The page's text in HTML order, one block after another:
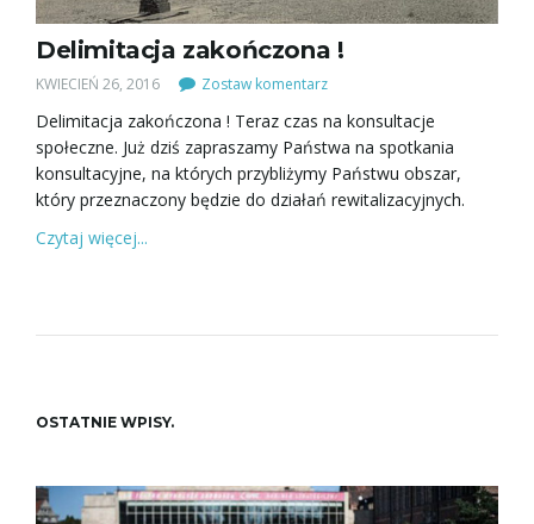
Delimitacja zakończona !
KWIECIEŃ 26, 2016 Zostaw komentarz
Delimitacja zakończona ! Teraz czas na konsultacje
społeczne. Już dziś zapraszamy Państwa na spotkania
konsultacyjne, na których przybliżymy Państwu obszar,
który przeznaczony będzie do działań rewitalizacyjnych.
Czytaj więcej...
OSTATNIE WPISY.